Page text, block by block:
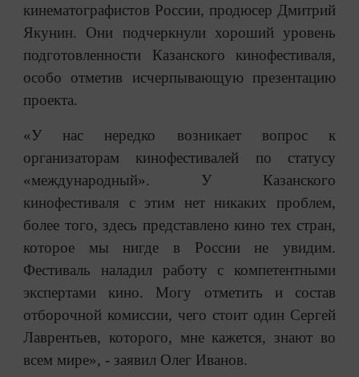
кинематографистов России, продюсер Дмитрий
Якунин. Они подчеркнули хороший уровень
подготовленности Казанского кинофестиваля,
особо отметив исчерпывающую презентацию
проекта.
«У нас нередко возникает вопрос к
организаторам кинофестивалей по статусу
«международный». У Казанского
кинофестиваля с этим нет никаких проблем,
более того, здесь представлено кино тех стран,
которое мы нигде в России не увидим.
Фестиваль наладил работу с компетентными
экспертами кино. Могу отметить и состав
отборочной комиссии, чего стоит один Сергей
Лаврентьев, которого, мне кажется, знают во
всем мире», - заявил Олег Иванов.